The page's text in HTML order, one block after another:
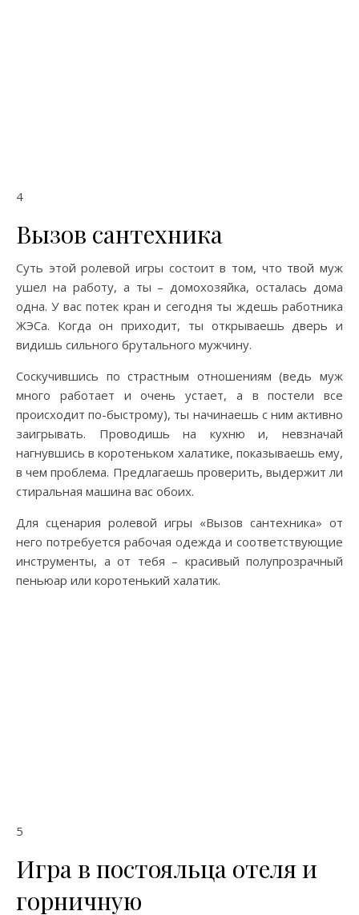
4
Вызов сантехника
Суть этой ролевой игры состоит в том, что твой муж
ушел на работу, а ты – домохозяйка, осталась дома
одна. У вас потек кран и сегодня ты ждешь работника
ЖЭСа. Когда он приходит, ты открываешь дверь и
видишь сильного брутального мужчину.
Соскучившись по страстным отношениям (ведь муж
много работает и очень устает, а в постели все
происходит по-быстрому), ты начинаешь с ним активно
заигрывать. Проводишь на кухню и, невзначай
нагнувшись в коротеньком халатике, показываешь ему,
в чем проблема. Предлагаешь проверить, выдержит ли
стиральная машина вас обоих.
Для сценария ролевой игры «Вызов сантехника» от
него потребуется рабочая одежда и соответствующие
инструменты, а от тебя – красивый полупрозрачный
пеньюар или коротенький халатик.
5
Игра в постояльца отеля и
горничную